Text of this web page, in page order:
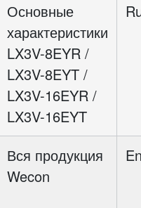
Основные
характеристики
LX3V-8EYR /
LX3V-8EYT /
LX3V-16EYR /
LX3V-16EYT
Вся продукция
Wecon